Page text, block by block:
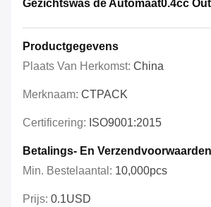
Gezichtswas de Automaat0.4cc
Productgegevens
Plaats Van Herkomst: China
Merknaam: CTPACK
Certificering: ISO9001:2015
Betalings- En Verzendvoorwaarden
Min. Bestelaantal: 10,000pcs
Prijs: 0.1USD